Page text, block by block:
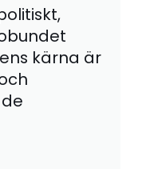
kärna är